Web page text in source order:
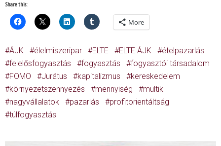
Share this:
More
ÁJK élelmiszeripar ELTE ELTE ÁJK
ételpazarlás
felelősfogyasztás
fogyasztás
fogyasztói társadalom
FOMO
Jurátus kapitalizmus
kereskedelem
környezetszennyezés
mennyiség
multik
nagyvállalatok
pazarlás
profitorientáltság
túlfogyasztás